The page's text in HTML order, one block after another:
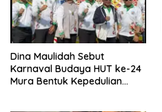
Dina Maulidah Sebut
Karnaval Budaya HUT ke-24
Mura Bentuk Kepedulian